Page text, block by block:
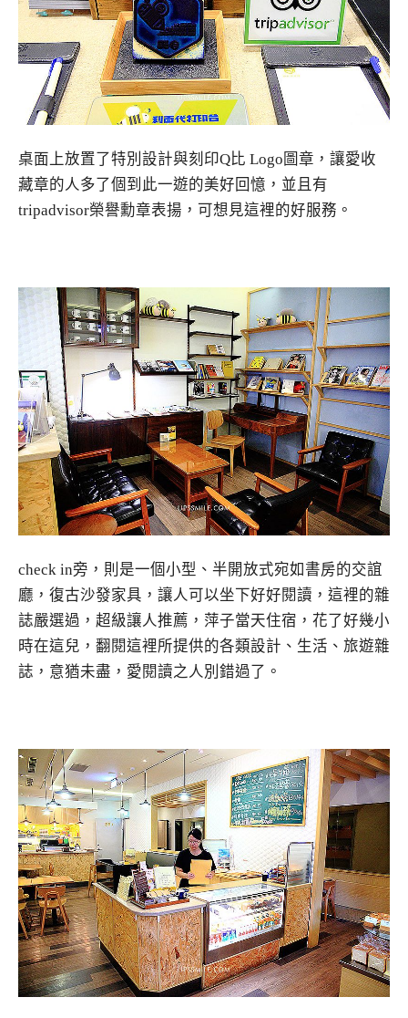
桌面上放置了特別設計與刻印Q比 Logo圖章，讓愛收
藏章的人多了個到此一遊的美好回憶，並且有
tripadvisor榮譽勳章表揚，可想見這裡的好服務。
check in旁，則是一個小型、半開放式宛如書房的交誼
廳，復古沙發家具，讓人可以坐下好好閱讀，這裡的雜
誌嚴選過，超級讓人推薦，萍子當天住宿，花了好幾小
時在這兒，翻閱這裡所提供的各類設計、生活、旅遊雜
誌，意猶未盡，愛閱讀之人別錯過了。